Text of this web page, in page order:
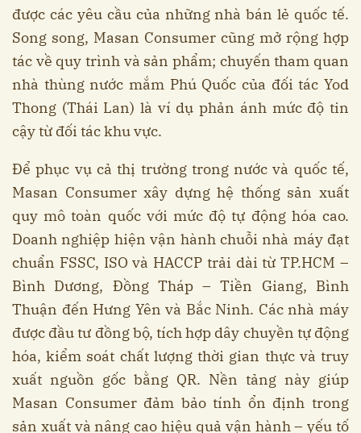
được các yêu cầu của những nhà bán lẻ quốc tế.
Song song, Masan Consumer cũng mở rộng hợp
tác về quy trình và sản phẩm; chuyến tham quan
nhà thùng nước mắm Phú Quốc của đối tác Yod
Thong (Thái Lan) là ví dụ phản ánh mức độ tin
cậy từ đối tác khu vực.
Để phục vụ cả thị trường trong nước và quốc tế,
Masan Consumer xây dựng hệ thống sản xuất
quy mô toàn quốc với mức độ tự động hóa cao.
Doanh nghiệp hiện vận hành chuỗi nhà máy đạt
chuẩn FSSC, ISO và HACCP trải dài từ TP.HCM –
Bình Dương, Đồng Tháp – Tiền Giang, Bình
Thuận đến Hưng Yên và Bắc Ninh. Các nhà máy
được đầu tư đồng bộ, tích hợp dây chuyền tự động
hóa, kiểm soát chất lượng thời gian thực và truy
xuất nguồn gốc bằng QR. Nền tảng này giúp
Masan Consumer đảm bảo tính ổn định trong
sản xuất và nâng cao hiệu quả vận hành – yếu tố